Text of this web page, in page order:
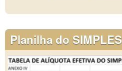
Planilha do SIMPLES